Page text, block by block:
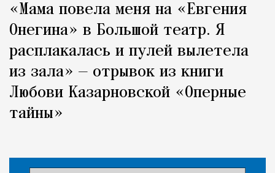
«Мама повела меня на «Евгения
Онегина» в Большой театр. Я
расплакалась и пулей вылетела
из зала» — отрывок из книги
Любови Казарновской «Оперные
тайны»